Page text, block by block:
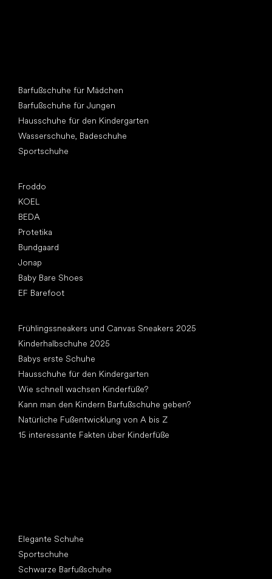
Barfußschuhe für Mädchen
Barfußschuhe für Jungen
Hausschuhe für den Kindergarten
Wasserschuhe, Badeschuhe
Sportschuhe
Froddo
KOEL
BEDA
Protetika
Bundgaard
Jonap
Baby Bare Shoes
EF Barefoot
Frühlingssneakers und Canvas Sneakers 2025
Kinderhalbschuhe 2025
Babys erste Schuhe
Hausschuhe für den Kindergarten
Wie schnell wachsen Kinderfüße?
Kann man den Kindern Barfußschuhe geben?
Natürliche Fußentwicklung von A bis Z
15 interessante Fakten über Kinderfüße
Elegante Schuhe
Sportschuhe
Schwarze Barfußschuhe